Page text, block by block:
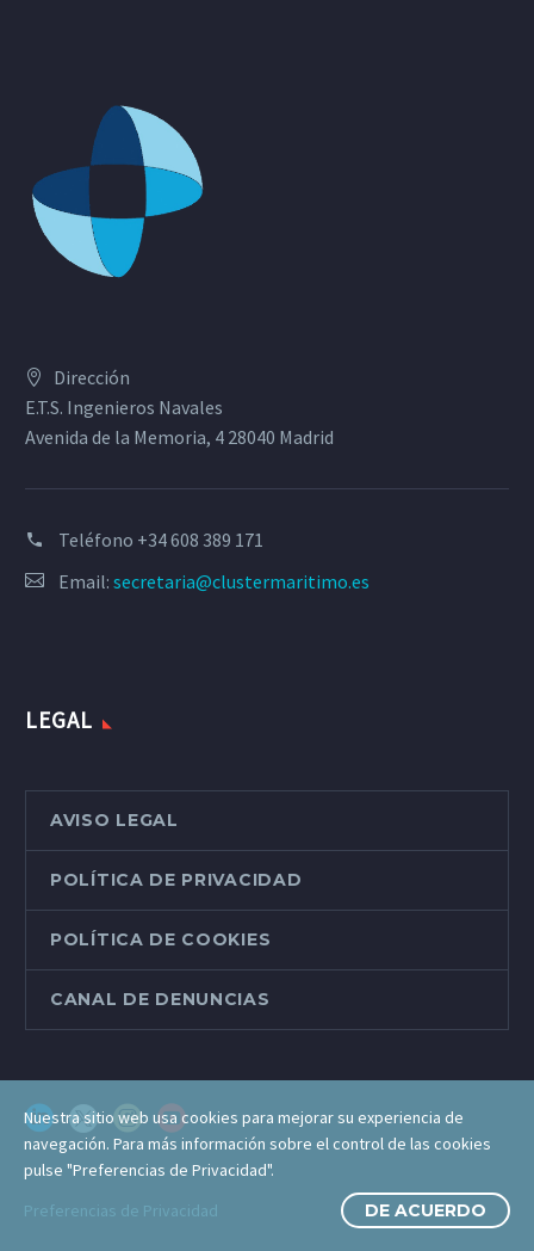
Dirección
E.T.S. Ingenieros Navales
Avenida de la Memoria, 4 28040 Madrid
Teléfono +34 608 389 171
Email: secretaria@clustermaritimo.es
LEGAL
AVISO LEGAL
POLÍTICA DE PRIVACIDAD
POLÍTICA DE COOKIES
CANAL DE DENUNCIAS
Nuestra sitio web usa cookies para mejorar su experiencia de
navegación. Para más información sobre el control de las cookies
pulse "Preferencias de Privacidad".
Preferencias de Privacidad
DE ACUERDO